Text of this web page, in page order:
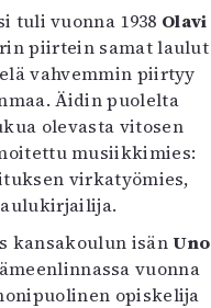
tuli vuonna 1938 Olavi
piirtein samat laulut
vahvemmin piirtyy
Äidin puolelta
olevasta vitosen
musiikkimies:
virkatyömies,
kansakoulun isänUno
vuonna
opiskelija